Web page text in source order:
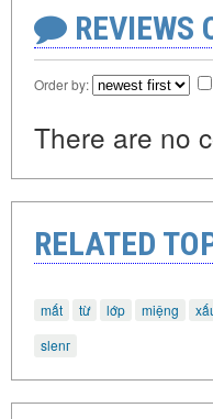
REVIEWS
Order by:
There are no
RELATED
mất từ lớp miệng
slenг